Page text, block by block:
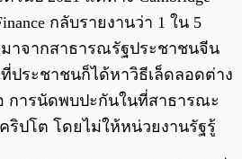
กลับรายงานว่า 1 ใน 5
าจากสาธารณรัฐประชาชนจีน
ประชาชนก็ได้หาวิธีเล็ดลอดต่าง
การนัดพบปะกันในที่สาธารณะ
ริปโต โดยไม่ให้หน่วยงานรัฐรู้